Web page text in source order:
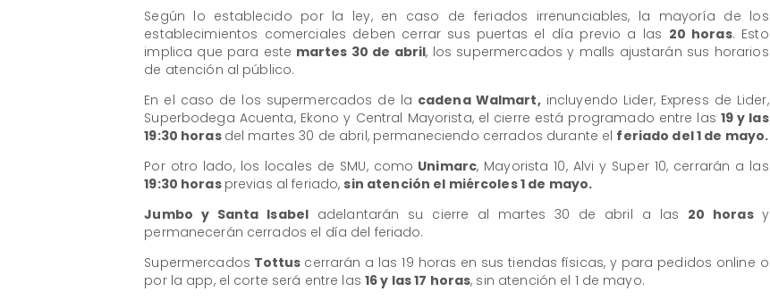
Según lo establecido por la ley, en caso de feriados irrenunciables, la mayoría de los
establecimientos comerciales deben cerrar sus puertas el día previo a las 20 horas. Esto
implica que para este martes 30 de abril, los supermercados y malls ajustarán sus horarios
de atención al público.
En el caso de los supermercados de la cadena Walmart,incluyendo Lider, Express de Lider,
Superbodega Acuenta, Ekono y Central Mayorista, el cierre está programado entre las 19 y las
19:30 horas del martes 30 de abril, permaneciendo cerrados durante el feriado del 1 de mayo.
Por otro lado, los locales de SMU, como Unimarc, Mayorista 10, Alvi y Super 10, cerrarán a las
19:30 horas previas al feriado,sin atención el miércoles 1 de mayo.
Jumbo y Santa Isabel adelantarán su cierre al martes 30 de abril a las 20 horas y
permanecerán cerrados el día del feriado.
Supermercados Tottus cerrarán a las 19 horas en sus tiendas físicas, y para pedidos online o
por la app, el corte será entre las 16 y las 17 horas, sin atención el 1 de mayo.